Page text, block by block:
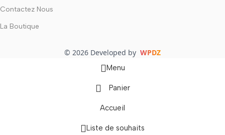
Contactez Nous
La Boutique
© 2026 Developed by WPDZ
Menu
Panier
Accueil
Liste de souhaits